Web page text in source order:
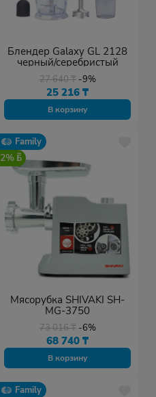
Блендер Galaxy GL 2128
черный/серебристый
27 640₸ -9%
25 216₸
В корзину
Family
2%
Мясорубка SHIVAKI SH-
MG-3750
73 016₸ -6%
68 740₸
В корзину
Family